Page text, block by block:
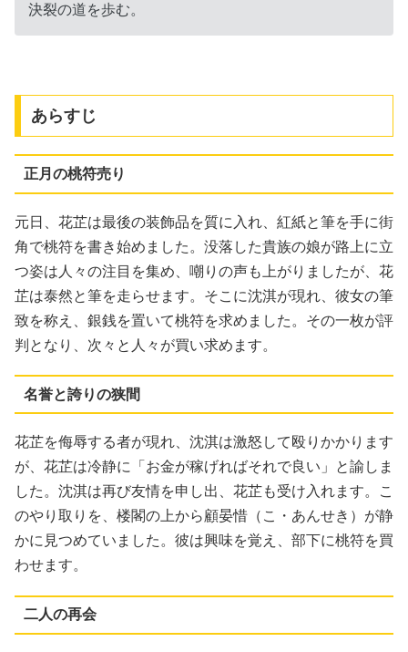
決裂の道を歩む。
あらすじ
正月の桃符売り
元日、花芷は最後の装飾品を質に入れ、紅紙と筆を手に街
角で桃符を書き始めました。没落した貴族の娘が路上に立
つ姿は人々の注目を集め、嘲りの声も上がりましたが、花
芷は泰然と筆を走らせます。そこに沈淇が現れ、彼女の筆
致を称え、銀銭を置いて桃符を求めました。その一枚が評
判となり、次々と人々が買い求めます。
名誉と誇りの狭間
花芷を侮辱する者が現れ、沈淇は激怒して殴りかかります
が、花芷は冷静に「お金が稼げればそれで良い」と諭しま
した。沈淇は再び友情を申し出、花芷も受け入れます。こ
のやり取りを、楼閣の上から顧晏惜（こ・あんせき）が静
かに見つめていました。彼は興味を覚え、部下に桃符を買
わせます。
二人の再会